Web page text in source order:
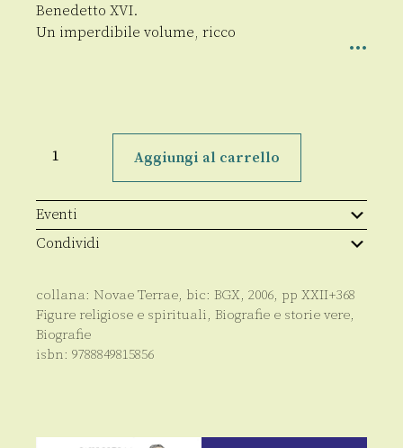
Benedetto XVI.
Un imperdibile volume, ricco
XVI
Aggiungi al carrello
Eventi
Condividi
collana: Novae Terrae, bic: BGX, 2006, pp XXII+368
Figure religiose e spirituali, Biografie e storie vere,
Biografie
isbn: 9788849815856